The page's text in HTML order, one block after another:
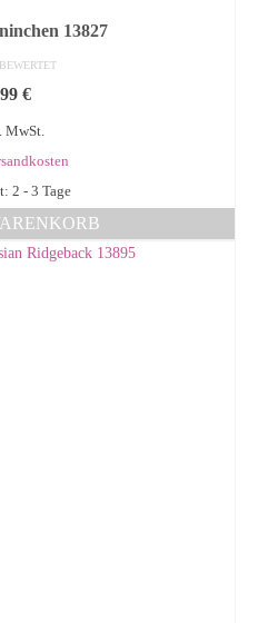
13827
€
MwSt.
2 - 3 Tage